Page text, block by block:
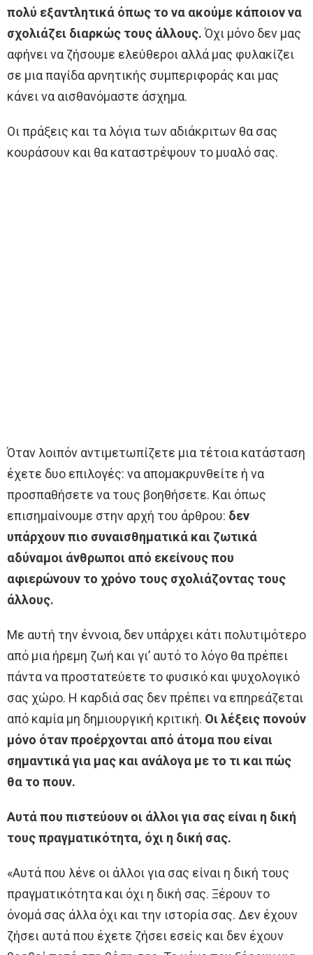
πολύ εξαντλητικά όπως το να ακούμε κάποιον να
σχολιάζει διαρκώς τους άλλους.Όχι μόνο δεν μας
αφήνει να ζήσουμε ελεύθεροι αλλά μας φυλακίζει
σε μια παγίδα αρνητικής συμπεριφοράς και μας
κάνει να αισθανόμαστε άσχημα.
Οι πράξεις και τα λόγια των αδιάκριτων θα σας
κουράσουν και θα καταστρέψουν το μυαλό σας.
Όταν λοιπόν αντιμετωπίζετε μια τέτοια κατάσταση
έχετε δυο επιλογές: να απομακρυνθείτε ή να
προσπαθήσετε να τους βοηθήσετε. Και όπως
επισημαίνουμε στην αρχή του άρθρου: δεν
υπάρχουν πιο συναισθηματικά και ζωτικά
αδύναμοι άνθρωποι από εκείνους που
αφιερώνουν το χρόνο τους σχολιάζοντας τους
άλλους.
Με αυτή την έννοια, δεν υπάρχει κάτι πολυτιμότερο
από μια ήρεμη ζωή και γι’ αυτό το λόγο θα πρέπει
πάντα να προστατεύετε το φυσικό και ψυχολογικό
σας χώρο. Η καρδιά σας δεν πρέπει να επηρεάζεται
από καμία μη δημιουργική κριτική. Οι λέξεις πονούν
μόνο όταν προέρχονται από άτομα που είναι
σημαντικά για μας και ανάλογα με το τι και πώς
θα το πουν.
Αυτά που πιστεύουν οι άλλοι για σας είναι η δική
τους πραγματικότητα, όχι η δική σας.
«Αυτά που λένε οι άλλοι για σας είναι η δική τους
πραγματικότητα και όχι η δική σας. Ξέρουν το
όνομά σας άλλα όχι και την ιστορία σας. Δεν έχουν
ζήσει αυτά που έχετε ζήσει εσείς και δεν έχουν